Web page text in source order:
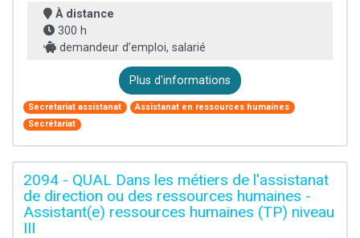
À distance
300 h
demandeur d’emploi, salarié
Plus d'informations
Secrétariat assistanat
Assistanat en ressources humaines
Secrétariat
2094 - QUAL Dans les métiers de l'assistanat
de direction ou des ressources humaines -
Assistant(e) ressources humaines (TP) niveau
III